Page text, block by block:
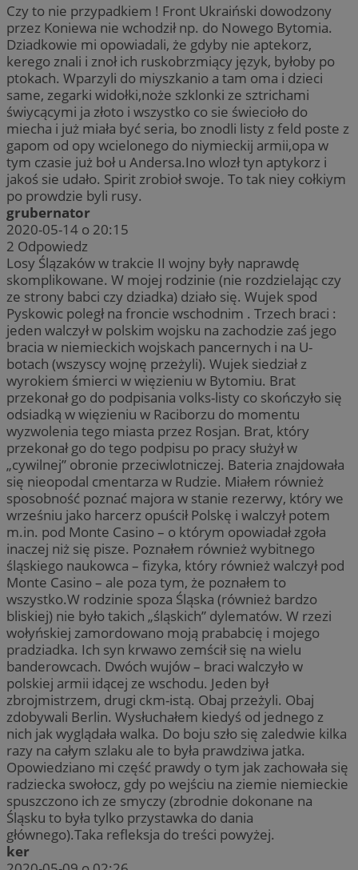
Czy to nie przypadkiem ! Front Ukraiński dowodzony
przez Koniewa nie wchodził np. do Nowego Bytomia.
Dziadkowie mi opowiadali, że gdyby nie aptekorz,
kerego znali i znoł ich ruskobrzmiący język, byłoby po
ptokach. Wparzyli do miyszkanio a tam oma i dzieci
same, zegarki widołki,noże szklonki ze sztrichami
świycącymi ja złoto i wszystko co sie świecioło do
miecha i już miała być seria, bo znodli listy z feld poste z
gapom od opy wcielonego do niymieckij armii,opa w
tym czasie już boł u Andersa.Ino wlozł tyn aptykorz i
jakoś sie udało. Spirit zrobioł swoje. To tak niey cołkiym
po prowdzie byli rusy.
grubernator
2020-05-14 o 20:15
2 Odpowiedz
Losy Ślązaków w trakcie II wojny były naprawdę
skomplikowane. W mojej rodzinie (nie rozdzielając czy
ze strony babci czy dziadka) działo się. Wujek spod
Pyskowic poległ na froncie wschodnim . Trzech braci :
jeden walczył w polskim wojsku na zachodzie zaś jego
bracia w niemieckich wojskach pancernych i na U-
botach (wszyscy wojnę przeżyli). Wujek siedział z
wyrokiem śmierci w więzieniu w Bytomiu. Brat
przekonał go do podpisania volks-listy co skończyło się
odsiadką w więzieniu w Raciborzu do momentu
wyzwolenia tego miasta przez Rosjan. Brat, który
przekonał go do tego podpisu po pracy służył w
„cywilnej” obronie przeciwlotniczej. Bateria znajdowała
się nieopodal cmentarza w Rudzie. Miałem również
sposobność poznać majora w stanie rezerwy, który we
wrześniu jako harcerz opuścił Polskę i walczył potem
m.in. pod Monte Casino – o którym opowiadał zgoła
inaczej niż się pisze. Poznałem również wybitnego
śląskiego naukowca – fizyka, który również walczył pod
Monte Casino – ale poza tym, że poznałem to
wszystko.W rodzinie spoza Śląska (również bardzo
bliskiej) nie było takich „śląskich” dylematów. W rzezi
wołyńskiej zamordowano moją prababcię i mojego
pradziadka. Ich syn krwawo zemścił się na wielu
banderowcach. Dwóch wujów – braci walczyło w
polskiej armii idącej ze wschodu. Jeden był
zbrojmistrzem, drugi ckm-istą. Obaj przeżyli. Obaj
zdobywali Berlin. Wysłuchałem kiedyś od jednego z
nich jak wyglądała walka. Do boju szło się zaledwie kilka
razy na całym szlaku ale to była prawdziwa jatka.
Opowiedziano mi część prawdy o tym jak zachowała się
radziecka swołocz, gdy po wejściu na ziemie niemieckie
spuszczono ich ze smyczy (zbrodnie dokonane na
Śląsku to była tylko przystawka do dania
głównego).Taka refleksja do treści powyżej.
ker